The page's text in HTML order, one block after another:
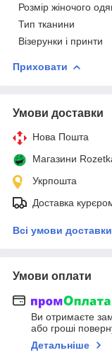
Розмір жіночого
Тип тканини
Візерунки і принти
Приховати
Умови доставки
Нова Пошта
Магазини
Укрпошта
Доставка
Всі умови доставки
Умови оплати
Ви отримаєте
або гроші
Детальніше